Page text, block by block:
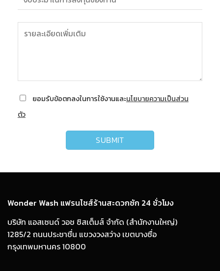
ยอมรับข้อตกลงในการใช้งานและนโยบายความเป็นส่วน
ตัว
Wonder Wash แฟรนไชส์ร้านสะดวกซัก 24 ชั่วโมง
บริษัท แอสเซนด์ วอช ซิสเต็มส์ จำกัด (สำนักงานใหญ่)
1285/2 ถนนประชาชื่น แขวงวงสว่าง เขตบางซื่อ
กรุงเทพมหานคร 10800